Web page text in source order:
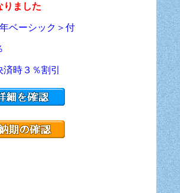
りました
ベーシック＞付
時３％割引